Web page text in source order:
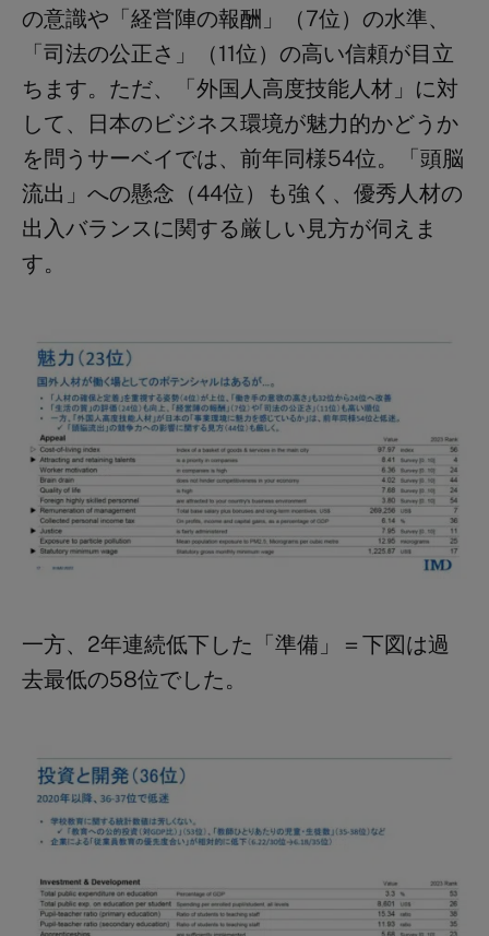
の意識や「経営陣の報酬」（7位）の水準、
「司法の公正さ」（11位）の高い信頼が目立
ちます。ただ、「外国人高度技能人材」に対
して、日本のビジネス環境が魅力的かどうか
を問うサーベイでは、前年同様54位。「頭脳
流出」への懸念（44位）も強く、優秀人材の
出入バランスに関する厳しい見方が伺えま
す。
一方、 2年連続低下した 「準備」＝下図は過
去最低の58位でした。